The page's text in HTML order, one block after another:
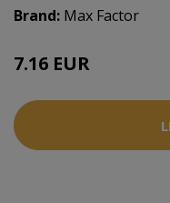
Brand: Max Factor
7.16 EUR